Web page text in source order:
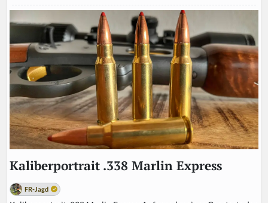
Kaliberportrait .338 Marlin Express
FR-Jagd